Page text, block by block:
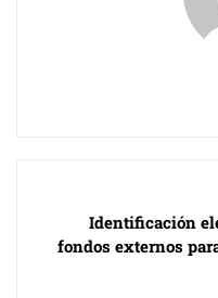
Identificación
fondos externos